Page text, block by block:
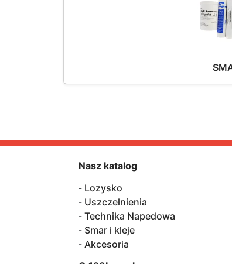
Nasz katalog
Lozysko
Uszczelnienia
Technika Napedowa
Smar i kleje
Akcesoria